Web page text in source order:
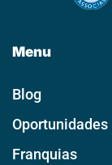
Menu
Blog
Oportunidades
Franquias